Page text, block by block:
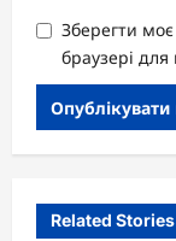
Зберегти
браузері
Related Stories